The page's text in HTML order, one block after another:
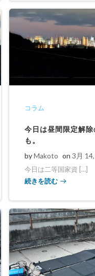
コラム
今日は昼間限定解
も。
byMakoto on 3月
今日は二等国家資 […]
続きを読む